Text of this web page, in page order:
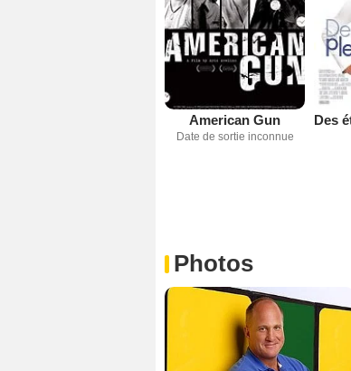
American Gun
Date de sortie inconnue
Photos